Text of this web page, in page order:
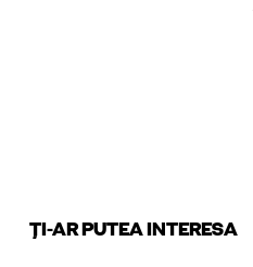
ȚI-AR PUTEA INTERESA